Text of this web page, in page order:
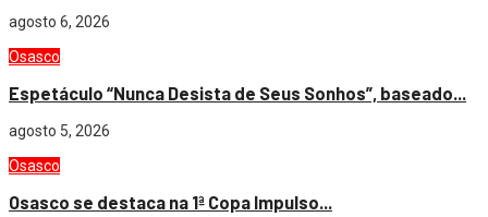
agosto 6, 2026
Osasco
Espetáculo “Nunca Desista de Seus Sonhos”, baseado...
agosto 5, 2026
Osasco
Osasco se destaca na 1ª Copa Impulso...